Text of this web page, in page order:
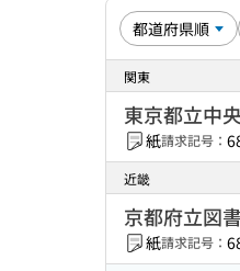
関東
東京都立中
紙請求記号：
近畿
京都府立図
紙請求記号：